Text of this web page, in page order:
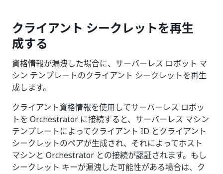
クライアント シークレットを再生
成する
資格情報が漏洩した場合に、サーバーレス ロボット マ
シン テンプレートのクライアント シークレットを再生
成します。
クライアント資格情報を使用してサーバーレス ロボッ
トを Orchestrator に接続すると、サーバーレス マシン
テンプレートによってクライアント ID とクライアント
シークレットのペアが生成され、それによってホスト
マシンと Orchestrator との接続が認証されます。もし
シークレット キーが漏洩した可能性がある場合は、ク